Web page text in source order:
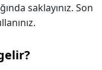
saklayınız. Son